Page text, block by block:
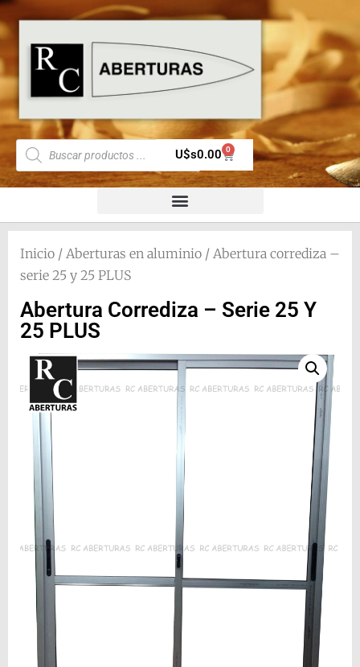
U$s0.00 0
Inicio / Aberturas en aluminio / Abertura corrediza –
serie 25 y 25 PLUS
Abertura Corrediza – Serie 25 Y
25 PLUS